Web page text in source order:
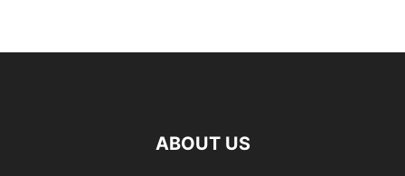
ABOUT US